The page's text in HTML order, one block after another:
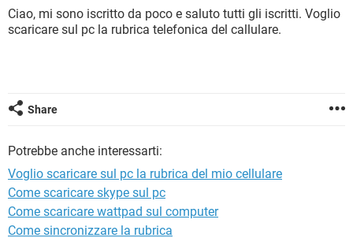
TIKTOK FACEBOOK
INSTAGRAM WHATSAPP
INTRATTENIMENTO ANDROID
Ciao, mi sono iscritto da poco e saluto tutti gli iscritti. Voglio
scaricare sul pc la rubrica telefonica del callulare.
Share
Potrebbe anche interessarti:
Voglio scaricare sul pc la rubrica del mio cellulare
Come scaricare skype sul pc
Come scaricare wattpad sul computer
Come sincronizzare la rubrica